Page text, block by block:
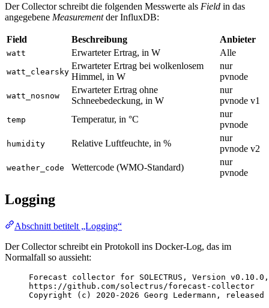
Der Collector schreibt die folgenden Messwerte als Field in das
angegebene Measurementder InfluxDB:
Field Beschreibung Anbieter
watt Erwarteter Ertrag, in W Alle
watt_clearsky
Erwarteter Ertrag bei wolkenlosem
Himmel, in W
nur
pvnode
watt_nosnow
Erwarteter Ertrag ohne
Schneebedeckung, in W
nur
pvnode v1
temp Temperatur, in °C
nur
pvnode
humidity Relative Luftfeuchte, in %
nur
pvnode v2
weather_code Wettercode (WMO-Standard)
nur
pvnode
Logging
Abschnitt betitelt „Logging“
Der Collector schreibt ein Protokoll ins Docker-Log, das im
Normalfall so aussieht:
Forecast collector for SOLECTRUS, Version v0.10.0
https://github.com/solectrus/forecast-collector
Copyright (c) 2020-2026 Georg Ledermann,